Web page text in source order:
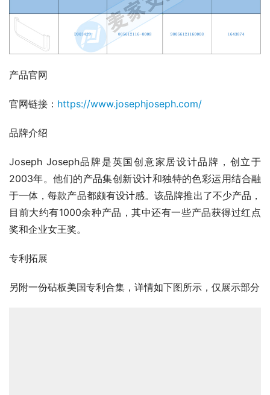
产品官网
官网链接： https://www.josephjoseph.com/
品牌介绍
Joseph Joseph品牌是英国创意家居设计品牌，创立于
2003年。他们的产品集创新设计和独特的色彩运用结合融
于一体，每款产品都颇有设计感。该品牌推出了不少产品，
目前大约有1000余种产品，其中还有一些产品获得过红点
奖和企业女王奖。
专利拓展
另附一份砧板美国专利合集，详情如下图所示，仅展示部分